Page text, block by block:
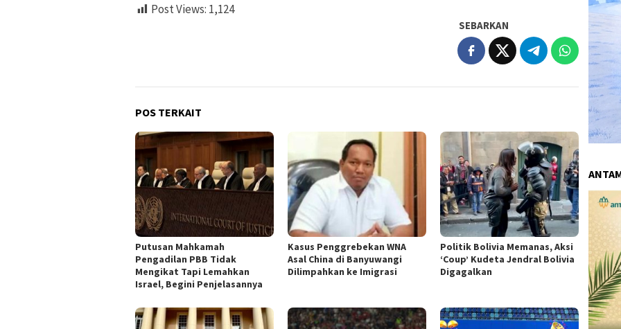
Post Views: 1,124
SEBARKAN
POS TERKAIT
Putusan Mahkamah
Pengadilan PBB Tidak
Mengikat Tapi Lemahkan
Israel, Begini Penjelasannya
Kasus Penggrebekan WNA
Asal China di Banyuwangi
Dilimpahkan ke Imigrasi
Politik Bolivia Memanas, Aksi
‘Coup’ Kudeta Jendral Bolivia
Digagalkan